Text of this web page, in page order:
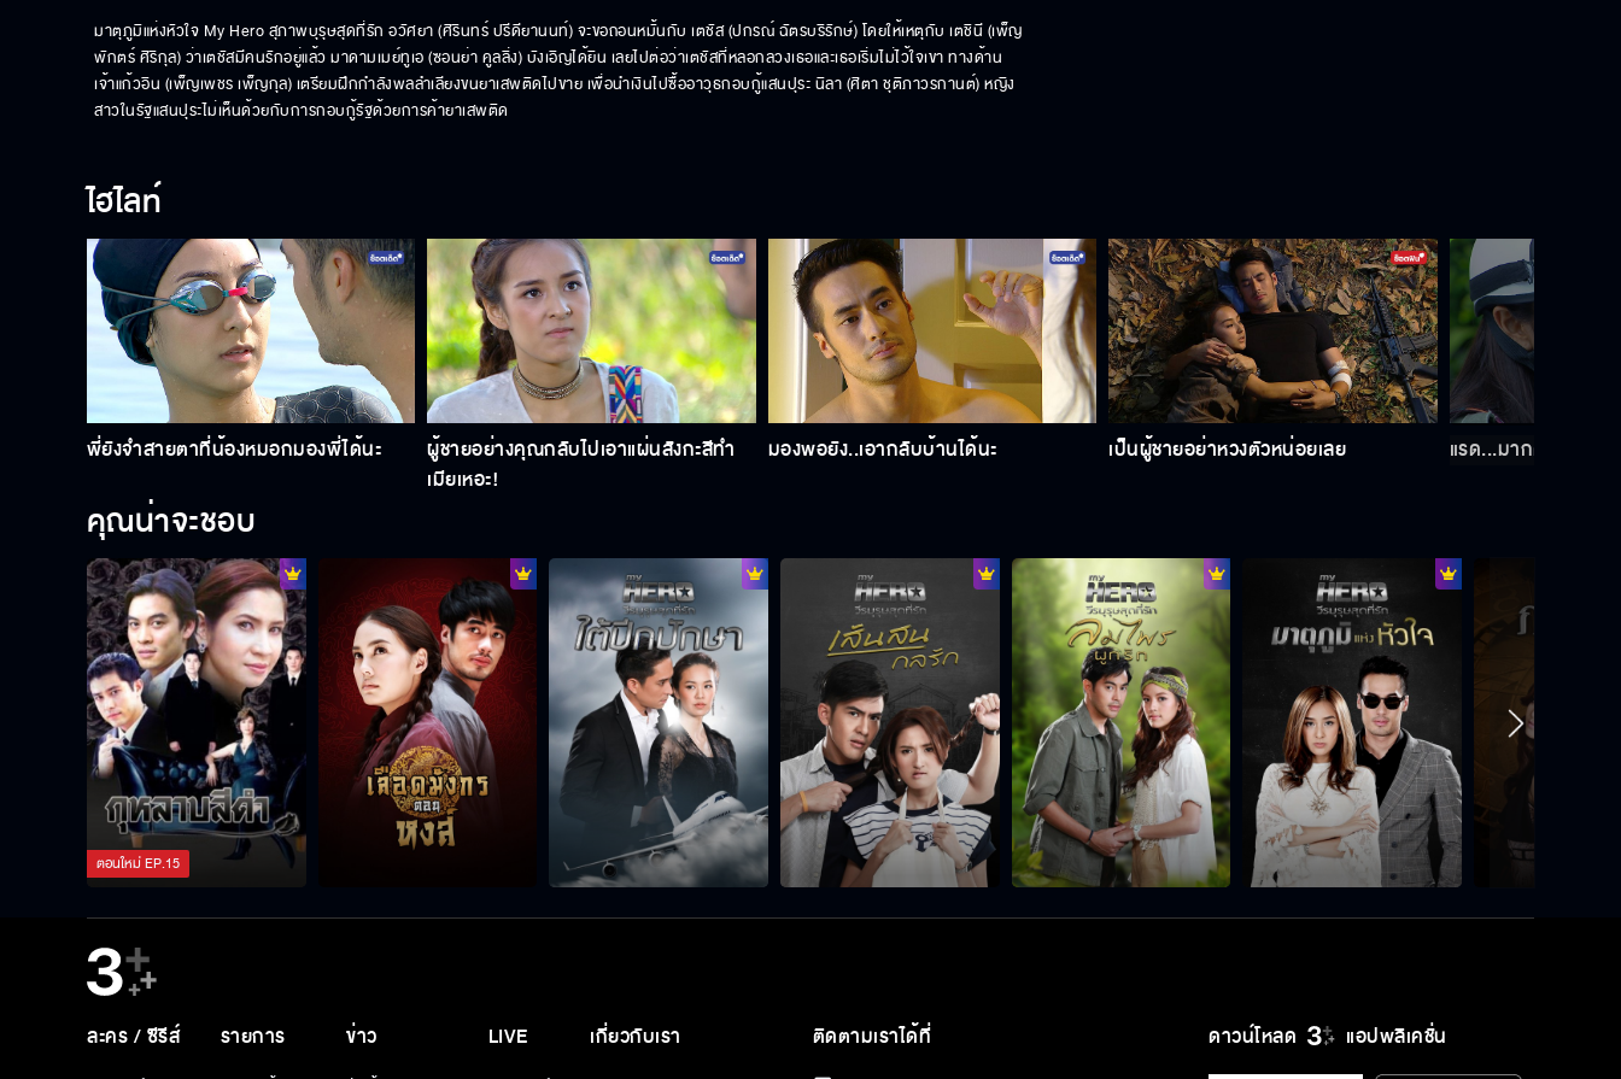
มาตุภูมิแห่งหัวใจ My Hero สุภาพบุรุษสุดที่รัก อวัศยา (ศิรินทร์ ปรีดียานนท์) จะขอถอนหมั้นกับ เตชัส (ปกรณ์ ฉัตรบริรักษ์) โดยให้เหตุกับ เตชินี (เพ็ญ
พักตร์ ศิริกุล) ว่าเตชัสมีคนรักอยู่แล้ว มาดามเมย์ทูเอ (ซอนย่า คูลลิ่ง) บังเอิญได้ยิน เลยไปต่อว่าเตชัสที่หลอกลวงเธอและเธอเริ่มไม่ไว้ใจเขา ทางด้าน
เจ้าแก้วอิน (เพ็ญเพชร เพ็ญกุล) เตรียมฝึกกำลังพลลำเลียงขนยาเสพติดไปขาย เพื่อนำเงินไปซื้ออาวุธกอบกู้แสนปุระ นิลา (ศิตา ชุติภาวรกานต์) หญิง
สาวในรัฐแสนปุระไม่เห็นด้วยกับการกอบกู้รัฐด้วยการค้ายาเสพติด
ไฮไลท์
พี่ยังจำสายตาที่น้องหมอกมองพี่ได้นะ
ผู้ชายอย่างคุณกลับไปเอาแผ่นสังกะสีทำ
เมียเหอะ!
มองพอยัง..เอากลับบ้านได้นะ เป็นผู้ชายอย่าหวงตัวหน่อยเลย แรด...มากด้วย
คุณน่าจะชอบ
ตอนใหม่EP.15
ดาวน์โหลด แอปพลิเคชั่น
ละคร / ซีรีส์ รายการ ข่าว LIVE เกี่ยวกับเรา ติดตามเราได้ที่